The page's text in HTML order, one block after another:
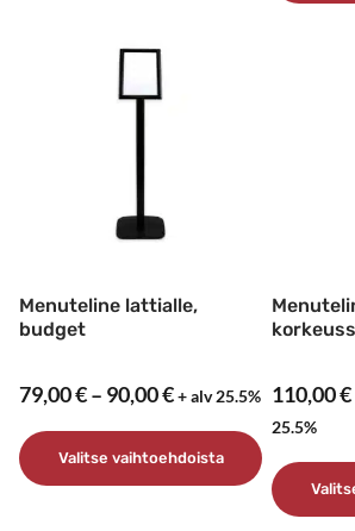
sivulla.
Menuteline lattialle,
budget
79,00€– 90,00€Hintaluokka:
-
90,00 €
+ alv 25.5%
Valitse vaihtoehdoista
110,00€
25.5%